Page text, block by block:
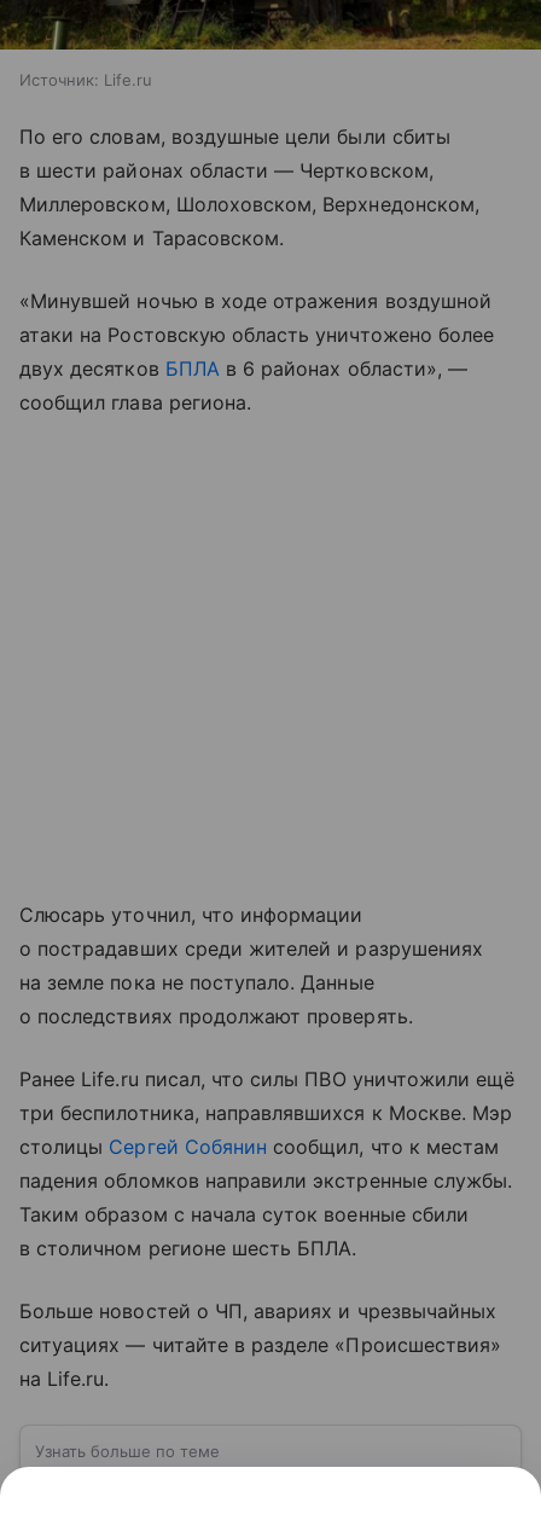
Источник: Life.ru
По его словам, воздушные цели были сбиты
в шести районах области — Чертковском,
Миллеровском, Шолоховском, Верхнедонском,
Каменском и Тарасовском.
«Минувшей ночью в ходе отражения воздушной
атаки на Ростовскую область уничтожено более
двух десятков БПЛА в 6 районах области», —
сообщил глава региона.
Слюсарь уточнил, что информации
о пострадавших среди жителей и разрушениях
на земле пока не поступало. Данные
о последствиях продолжают проверять.
Ранее Life.ru писал, что силы ПВО уничтожили ещё
три беспилотника, направлявшихся к Москве. Мэр
столицы Сергей Собянин сообщил, что к местам
падения обломков направили экстренные службы.
Таким образом с начала суток военные сбили
в столичном регионе шесть БПЛА.
Больше новостей о ЧП, авариях и чрезвычайных
ситуациях — читайте в разделе «Происшествия»
на Life.ru.
Узнать больше по теме